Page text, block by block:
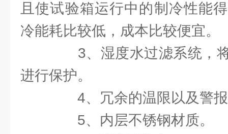
且使试验箱运行中的制冷性能
冷能耗比较低，成本比较便宜。
3、湿度水过滤系统，将
进行保护。
4、冗余的温限以及警
5、内层不锈钢材质。